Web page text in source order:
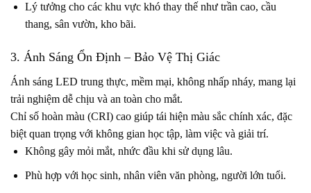
Lý tưởng cho các khu vực khó thay thế như trần cao, cầu
thang, sân vườn, kho bãi.
3. Ánh Sáng Ổn Định – Bảo Vệ Thị Giác
Ánh sáng LED trung thực, mềm mại, không nhấp nháy, mang lại
trải nghiệm dễ chịu và an toàn cho mắt.
Chỉ số hoàn màu (CRI) cao giúp tái hiện màu sắc chính xác, đặc
biệt quan trọng với không gian học tập, làm việc và giải trí.
Không gây mỏi mắt, nhức đầu khi sử dụng lâu.
Phù hợp với học sinh, nhân viên văn phòng, người lớn tuổi.